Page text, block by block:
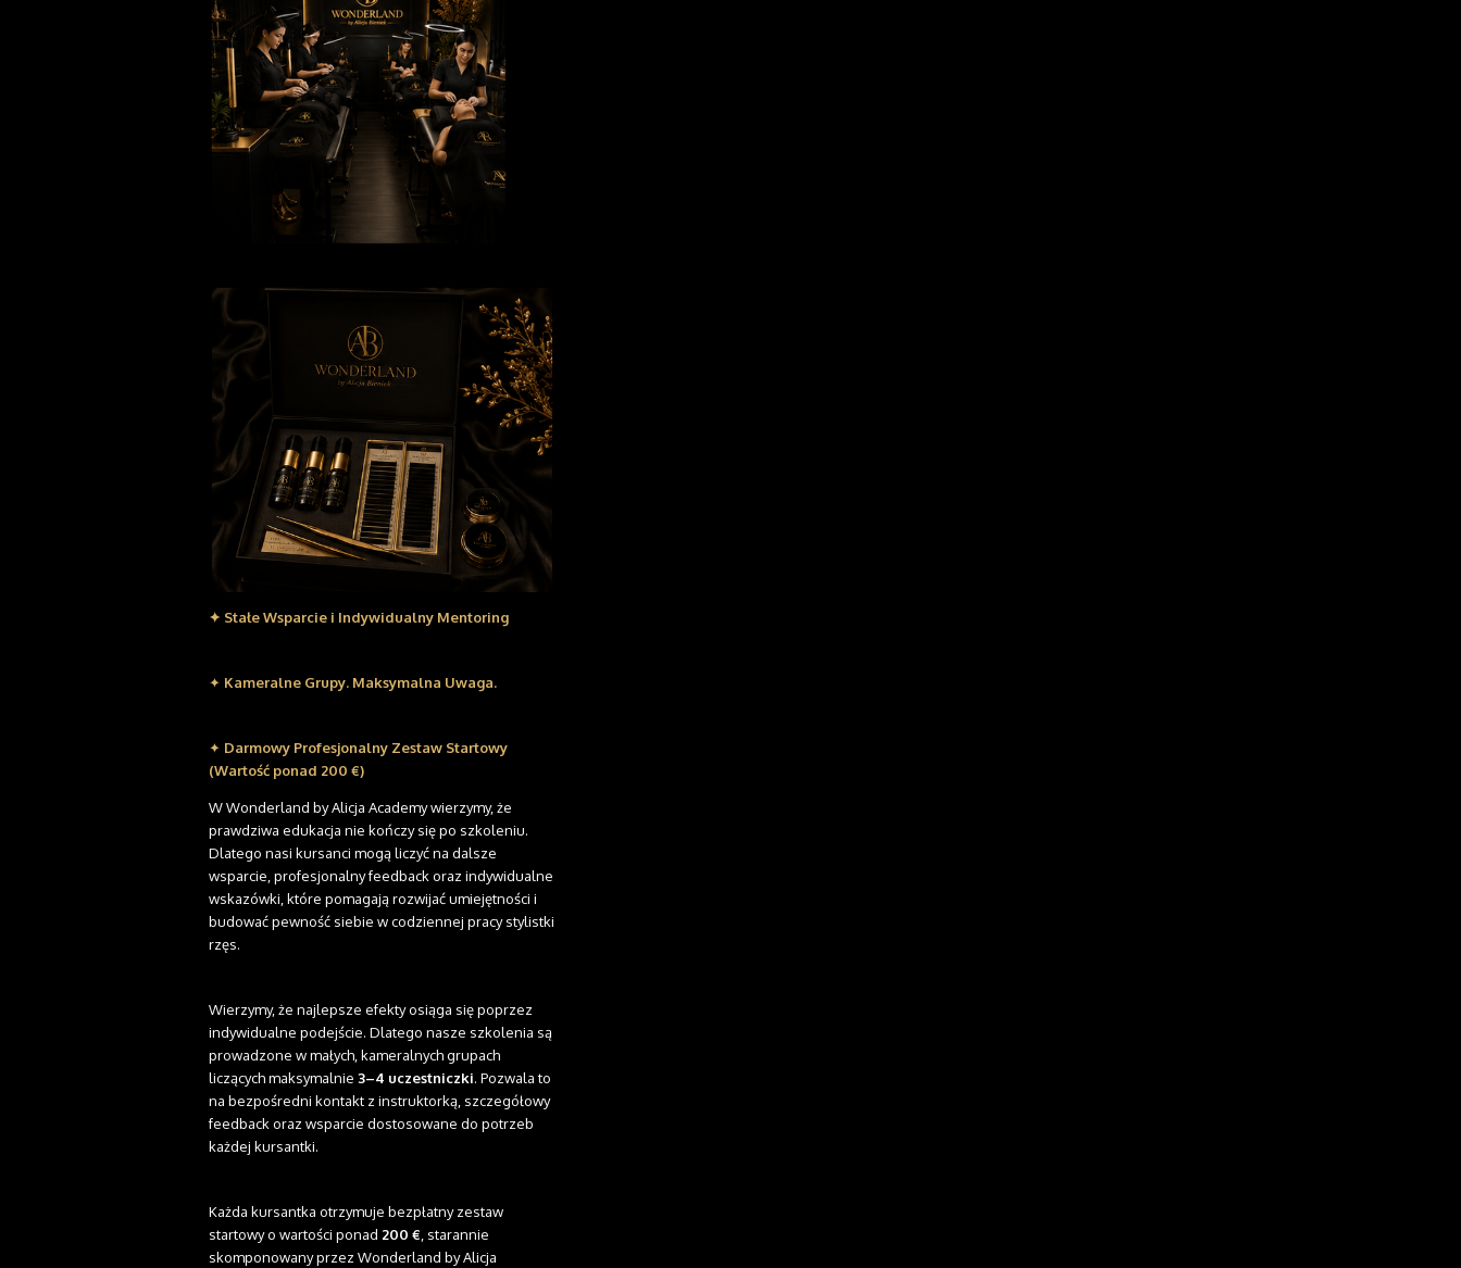
✦ Stałe Wsparcie i Indywidualny Mentoring
✦ Kameralne Grupy. Maksymalna Uwaga.
✦ Darmowy Profesjonalny Zestaw Startowy
(Wartość ponad 200 €)
W Wonderland by Alicja Academy wierzymy, że
prawdziwa edukacja nie kończy się po szkoleniu.
Dlatego nasi kursanci mogą liczyć na dalsze
wsparcie, profesjonalny feedback oraz indywidualne
wskazówki, które pomagają rozwijać umiejętności i
budować pewność siebie w codziennej pracy stylistki
rzęs.
Wierzymy, że najlepsze efekty osiąga się poprzez
indywidualne podejście. Dlatego nasze szkolenia są
prowadzone w małych, kameralnych grupach
liczących maksymalnie 3–4 uczestniczki. Pozwala to
na bezpośredni kontakt z instruktorką, szczegółowy
feedback oraz wsparcie dostosowane do potrzeb
każdej kursantki.
Każda kursantka otrzymuje bezpłatny zestaw
startowy o wartości ponad 200 € , starannie
skomponowany przez Wonderland by Alicja